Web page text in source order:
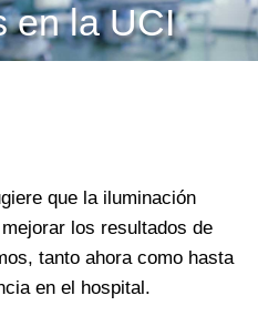
en la UCI
que la iluminación
los resultados de
tanto ahora como hasta
en el hospital.